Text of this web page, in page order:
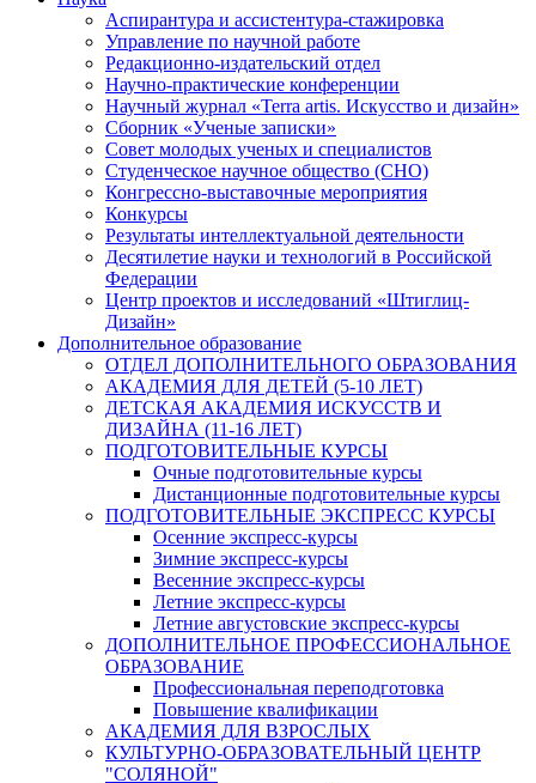
Аспирантура и ассистентура-стажировка
Управление по научной работе
Редакционно-издательский отдел
Научно-практические конференции
Научный журнал «Terra artis. Искусство и дизайн»
Сборник «Ученые записки»
Совет молодых ученых и специалистов
Студенческое научное общество (СНО)
Конгрессно-выставочные мероприятия
Конкурсы
Результаты интеллектуальной деятельности
Десятилетие науки и технологий в Российской
Федерации
Центр проектов и исследований «Штиглиц-
Дизайн»
Дополнительное образование
ОТДЕЛ ДОПОЛНИТЕЛЬНОГО ОБРАЗОВАНИЯ
АКАДЕМИЯ ДЛЯ ДЕТЕЙ (5-10 ЛЕТ)
ДЕТСКАЯ АКАДЕМИЯ ИСКУССТВ И
ДИЗАЙНА (11-16 ЛЕТ)
ПОДГОТОВИТЕЛЬНЫЕ КУРСЫ
Очные подготовительные курсы
Дистанционные подготовительные курсы
ПОДГОТОВИТЕЛЬНЫЕ ЭКСПРЕСС КУРСЫ
Осенние экспресс-курсы
Зимние экспресс-курсы
Весенние экспресс-курсы
Летние экспресс-курсы
Летние августовские экспресс-курсы
ДОПОЛНИТЕЛЬНОЕ ПРОФЕССИОНАЛЬНОЕ
ОБРАЗОВАНИЕ
Профессиональная переподготовка
Повышение квалификации
АКАДЕМИЯ ДЛЯ ВЗРОСЛЫХ
КУЛЬТУРНО-ОБРАЗОВАТЕЛЬНЫЙ ЦЕНТР
"СОЛЯНОЙ"